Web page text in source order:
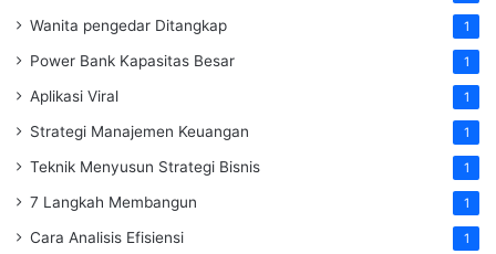
Wanita pengedar Ditangkap 1
Power Bank Kapasitas Besar 1
Aplikasi Viral 1
Strategi Manajemen Keuangan 1
Teknik Menyusun Strategi Bisnis 1
7 Langkah Membangun 1
Cara Analisis Efisiensi 1